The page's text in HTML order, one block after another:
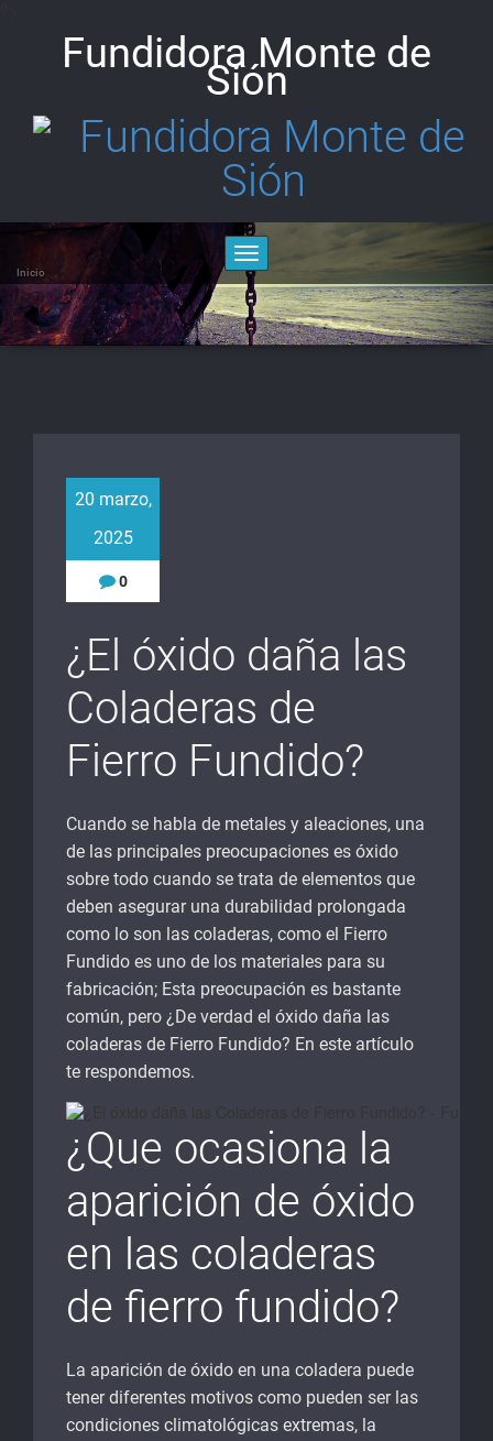
contenidoFundidora Monte de
Sión
Alternar
la
navegación
Inicio
20 marzo,
2025
0
¿El óxido daña las
Coladeras de
Fierro Fundido?
Cuando se habla de metales y aleaciones, una
de las principales preocupaciones es óxido
sobre todo cuando se trata de elementos que
deben asegurar una durabilidad prolongada
como lo son las coladeras, como el Fierro
Fundido es uno de los materiales para su
fabricación; Esta preocupación es bastante
común, pero ¿De verdad el óxido daña las
coladeras de Fierro Fundido? En este artículo
te respondemos.
¿Que ocasiona la
aparición de óxido
en las coladeras
de fierro fundido?
La aparición de óxido en una coladera puede
tener diferentes motivos como pueden ser las
condiciones climatológicas extremas, la